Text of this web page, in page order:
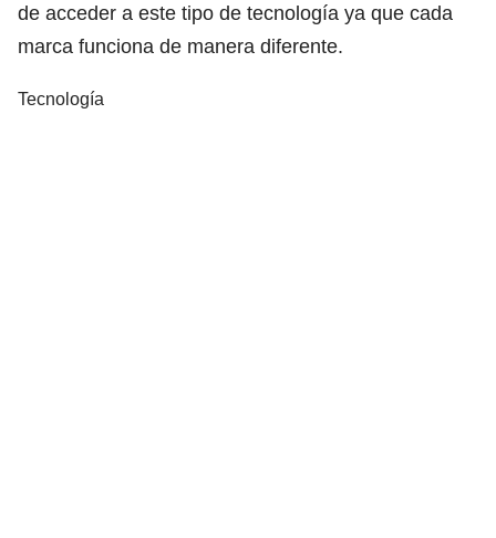
de acceder a este tipo de tecnología ya que cada
marca funciona de manera diferente.
Tecnología